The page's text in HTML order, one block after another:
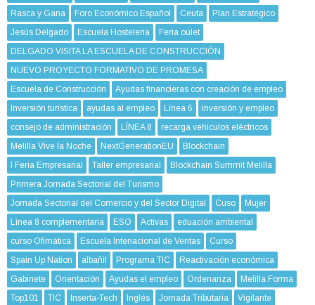
Rasca y Gana
Foro Económico Español Ceuta
Plan Estratégico
Jesús Delgado
Escuela Hostelería
Feria oulet
DELGADO VISITA LA ESCUELA DE CONSTRUCCIÓN
NUEVO PROYECTO FORMATIVO DE PROMESA
Escuela de Construcción
Ayudas financieras con creación de empleo
Inversión turística
ayudas al empleo Línea 6
inversión y empleo
consejo de administración
LÍNEA 8
recarga vehículos eléctricos
Melilla Vive la Noche
NextGenerationEU
Blockchain
I Feria Empresarial
Taller empresarial
Blockchain Summit Melilla
Primera Jornada Sectorial del Turismo
Jornada Sectorial del Comercio y del Sector Digital
Cuso
Mujer
Línea 8 complementaria
ESO Activas
eduación ambiental
curso Ofimática
Escuela Intenacional de Ventas
Curso
Spain Up Nation
albañil Programa TIC
Reactivación económica
Gabinete
Orientación Ayudas el empleo Ordenanza
Melilla Forma
Top101
TIC Inserta-Tech Inglés Jornada Tributaria
Vigilante